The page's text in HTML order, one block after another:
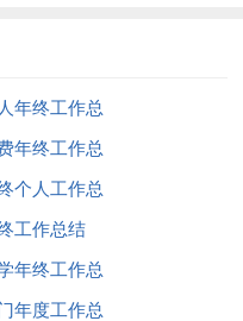
年终工作总
年终工作总
个人工作总
工作总结
年终工作总
年度工作总